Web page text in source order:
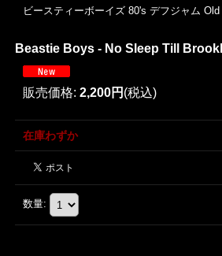
ビースティーボーイズ 80's デフジャム
Beastie Boys - No Sleep Till
販売価格: 2,200円 (税込)
在庫わずか
数量: